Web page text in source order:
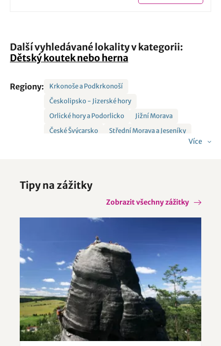
Další vyhledávané lokality v kategorii:
Dětský koutek nebo herna
Regiony:
Krkonoše a Podkrkonoší
Českolipsko - Jizerské hory
Orlické hory a Podorlicko
Jižní Morava
České Švýcarsko
Střední Morava a Jeseníky
Krušné hory a Podkrušnohoří
České Středohoří a Žatecko
Královéhradecko
Více
Tipy na zážitky
Zobrazit všechny zážitky